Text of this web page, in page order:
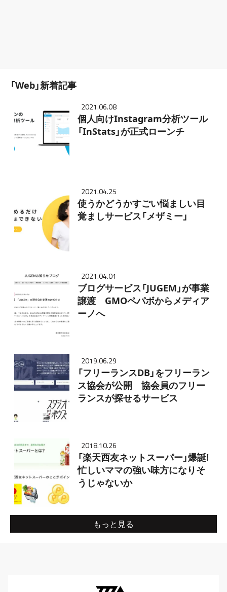
「Web」新着記事
2021.06.08
個人向けInstagram分析ツール
「InStats」が正式ローンチ
2021.04.25
使うかどうかすごい悩ましい目
覚ましサービス「メザミー」
2021.04.01
ブログサービス「JUGEM」が事業
譲渡 GMOペパボからメディア
ーノへ
2019.06.29
「フリーランスDB」をフリーラン
ス協会が公開 協会員のフリー
ランスが探せるサービス
2018.10.26
「楽天西友ネットスーパー」爆誕!
忙しいママの強い味方になりそ
うじゃないか
もっと見る